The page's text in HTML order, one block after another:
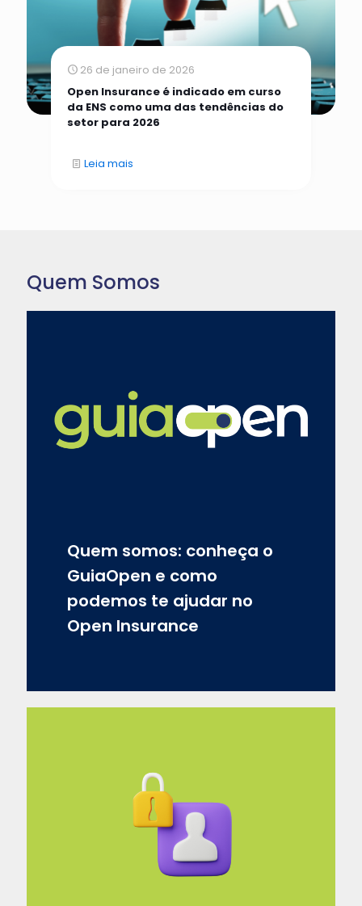
26 de janeiro de 2026
Open Insurance é indicado em curso
da ENS como uma das tendências do
setor para 2026
Leia mais
Quem Somos
Quem somos: conheça o
GuiaOpen e como
podemos te ajudar no
Open Insurance